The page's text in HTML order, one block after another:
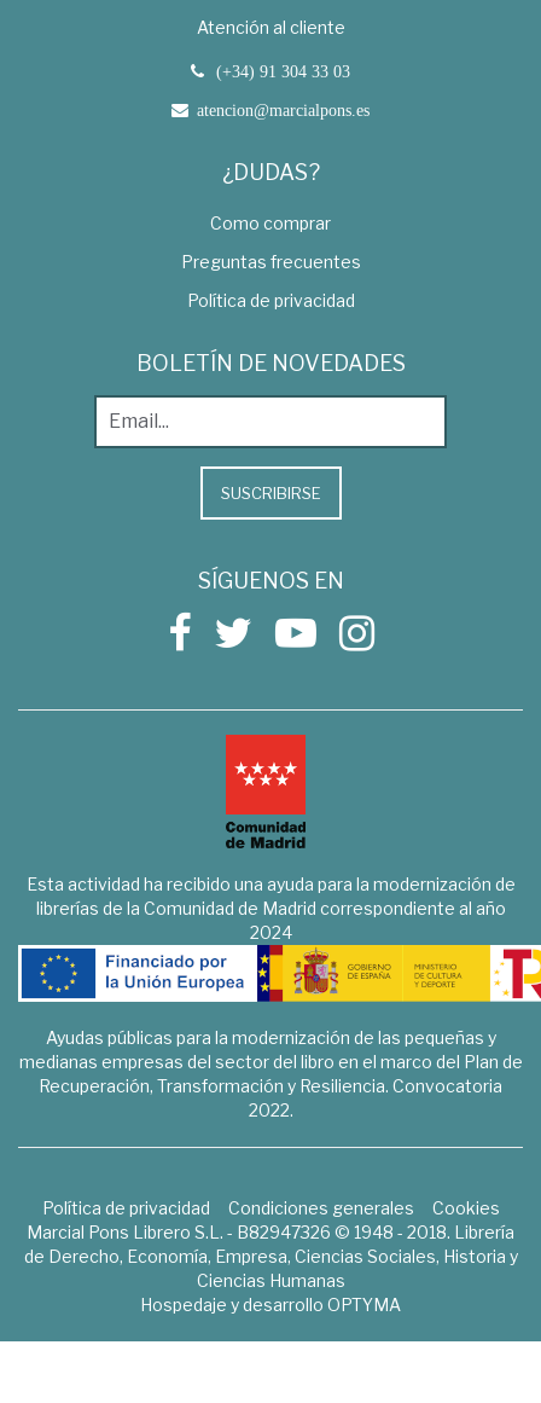
Atención al cliente
(+34) 91 304 33 03
atencion@marcialpons.es
¿DUDAS?
Como comprar
Preguntas frecuentes
Política de privacidad
BOLETÍN DE NOVEDADES
SUSCRIBIRSE
SÍGUENOS EN
Esta actividad ha recibido una ayuda para la modernización de
librerías de la Comunidad de Madrid correspondiente al año
2024
Ayudas públicas para la modernización de las pequeñas y
medianas empresas del sector del libro en el marco del Plan de
Recuperación, Transformación y Resiliencia. Convocatoria
2022.
Política de privacidad Condiciones generales
Cookies
Marcial Pons Librero S.L. - B82947326 © 1948 - 2018. Librería
de Derecho, Economía, Empresa, Ciencias Sociales, Historia y
Ciencias Humanas
Hospedaje y desarrollo OPTYMA